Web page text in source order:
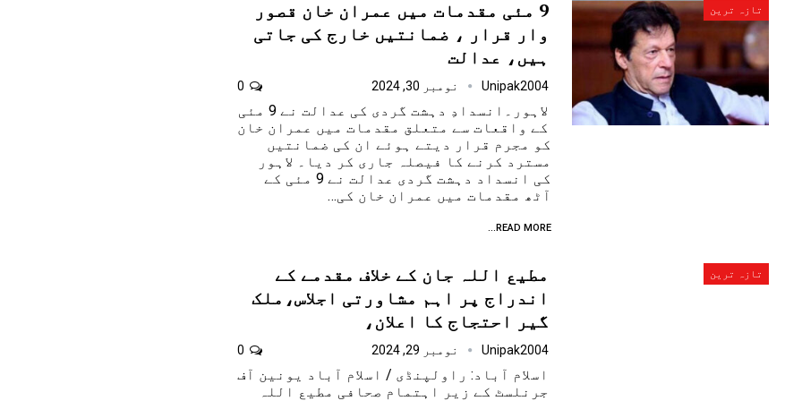
تازہ ترین
9 مئی مقدمات میں عمران خان قصور
وار قرار ، ضمانتیں خارج کی جاتی
ہیں، عدالت
Unipak2004 نومبر 30, 2024
لاہور۔انسدادِ دہشت گردی کی عدالت نے 9 مئی
کے واقعات سے متعلق مقدمات میں عمران خان
کو مجرم قرار دیتے ہوئے ان کی ضمانتیں
مسترد کرنے کا فیصلہ جاری کر دیا۔ لاہور
کی انسداد دہشت گردی عدالت نے 9 مئی کے
آٹھ مقدمات میں عمران خان کی…
READ MORE...
تازہ ترین
مطیع اللہ جان کے خلاف مقدمے کے
اندراج پر اہم مشاورتی اجلاس،ملک
گیر احتجاج کا اعلان،
Unipak2004 نومبر 29, 2024
اسلام آباد: راولپنڈی / اسلام آباد یونین آف
جرنلسٹ کے زیر اہتمام صحافی مطیع اللہ